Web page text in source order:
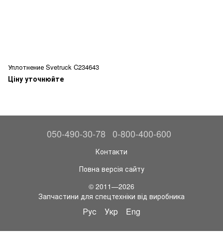
Уплотнение Svetruck C234643
Ціну уточнюйте
050-490-30-78 0-800-400-600
Контакти
Повна версія сайту
© 2011—2026
Запчастини для спецтехніки від виробника
Рус Укр Eng